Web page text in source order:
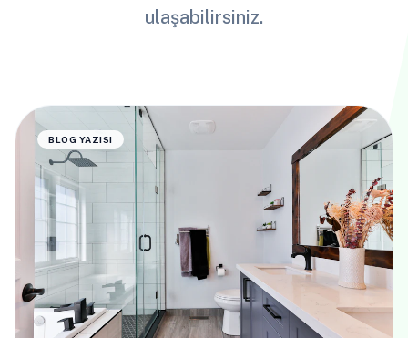
ulaşabilirsiniz.
BLOG YAZISI